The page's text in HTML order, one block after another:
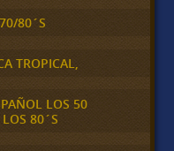
80´S
TROPICAL,
LOS 50
80´S